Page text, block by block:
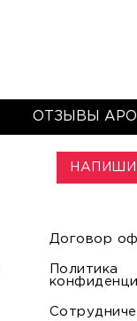
ОТЗЫВЫ
Договор
Политика